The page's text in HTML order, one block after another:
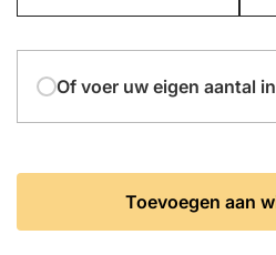
Of voer uw eigen aantal in
Toevoegen aan